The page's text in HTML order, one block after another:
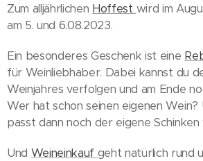
Zum alljährlichen Hoffest wird im
am 5. und 6.08.2023.
Ein besonderes Geschenk ist eine
für Weinliebhaber. Dabei kannst du
Weinjahres verfolgen und am Ende
Wer hat schon seinen eigenen Wein?
passt dann noch der eigene Schinken
Und Weineinkauf geht natürlich rund